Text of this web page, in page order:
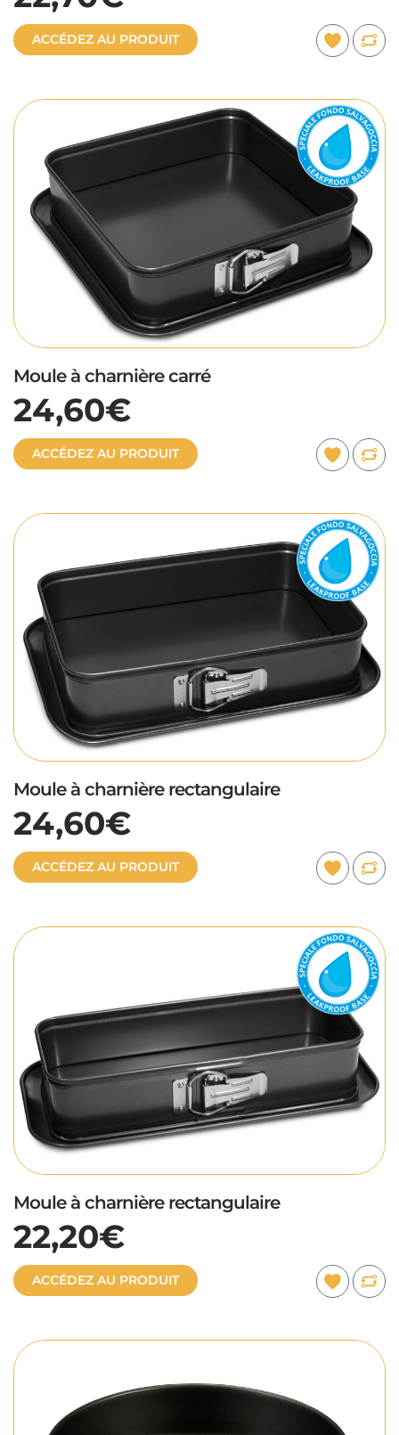
ACCÉDEZ AU PRODUIT
Moule à charnière carré
24,60€
ACCÉDEZ AU PRODUIT
Moule à charnière rectangulaire
24,60€
ACCÉDEZ AU PRODUIT
Moule à charnière rectangulaire
22,20€
ACCÉDEZ AU PRODUIT